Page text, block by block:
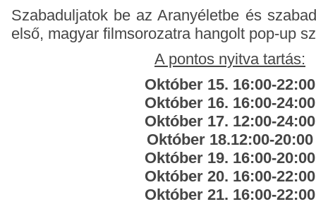
Szabaduljatok be az Aranyéletbe és
első, magyar filmsorozatra hangolt pop-up
A pontos nyitva tartás:
Október 15. 16:00-22:00
Október 16. 16:00-24:00
Október 17. 12:00-24:00
Október 18.12:00-20:00
Október 19. 16:00-20:00
Október 20. 16:00-22:00
Október 21. 16:00-22:00